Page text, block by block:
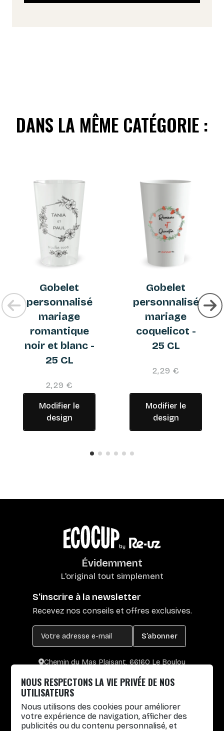
DANS LA MÊME CATÉGORIE :
Gobelet
personnalisé
mariage
romantique
noir et blanc -
25 CL
2,29 €
Modifier le
design
Gobelet
personnalisé
mariage
coquelicot -
25 CL
2,29 €
Modifier le
design
Évidemment
L'original tout simplement
S'inscrire à la newsletter
Recevez nos conseils et offres exclusives.
S’abonner
Chemin du Mas Plaisant, 66160 Le Boulou
Lun. au Vend. : 8h30-12h30 / 14h-17h
Gobelets réutilisables
NOUS RESPECTONS LA VIE PRIVÉE DE NOS
UTILISATEURS
Nous utilisons des cookies pour améliorer
votre expérience de navigation, afficher des
publicités ou du contenu personnalisé, et